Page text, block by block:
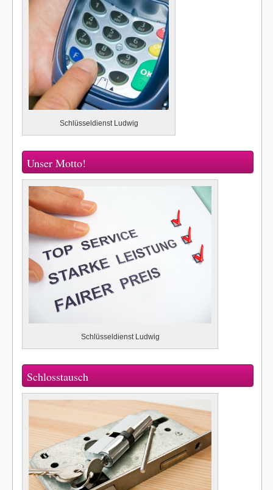
Schlüsseldienst Ludwig
Unser Motto!
Schlüsseldienst Ludwig
Schlosstausch